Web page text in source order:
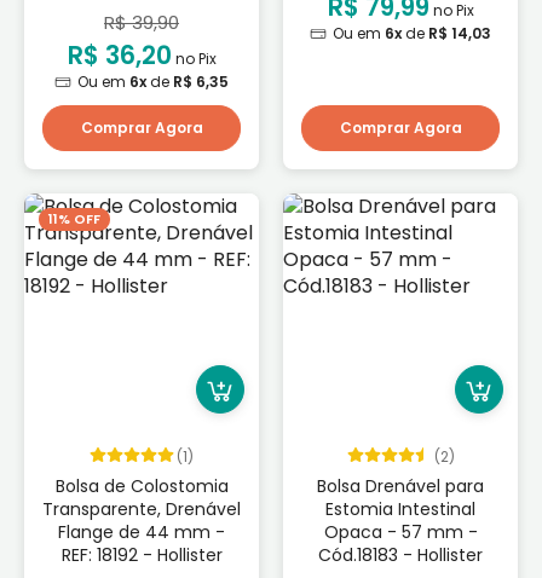
R$ 39,90
R$ 36,20 no Pix
Ou em 6xde R$ 6,35
Comprar Agora
R$ 79,99 no Pix
Ou em 6xde R$ 14,03
Comprar Agora
11% OFF
(1)
Bolsa de Colostomia
Transparente, Drenável
Flange de 44 mm -
REF: 18192 - Hollister
(2)
Bolsa Drenável para
Estomia Intestinal
Opaca - 57 mm -
Cód.18183 - Hollister